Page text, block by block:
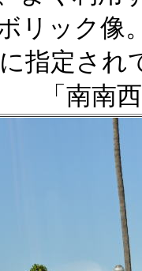
リック
指定さ
「南南